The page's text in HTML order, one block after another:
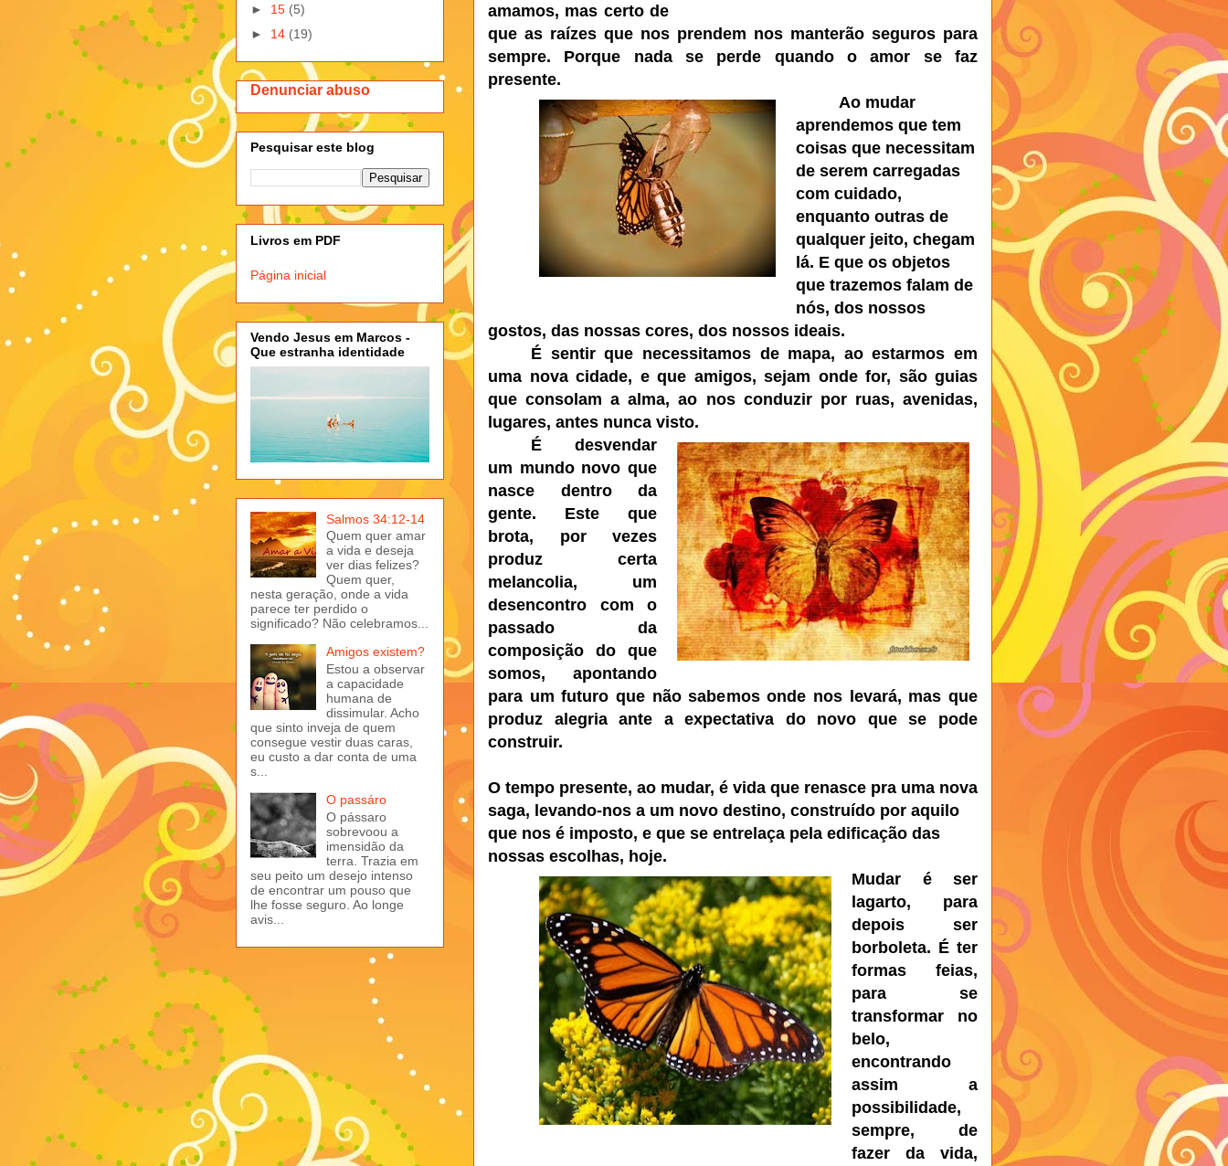
amamos, mas certo de
que as raízes que nos prendem nos manterão seguros para
sempre. Porque nada se perde quando o amor se faz
presente.
Ao mudar
aprendemos que tem
coisas que necessitam
de serem carregadas
com cuidado,
enquanto outras de
qualquer jeito, chegam
lá. E que os objetos
que trazemos falam de
nós, dos nossos
gostos, das nossas cores, dos nossos ideais.
É sentir que necessitamos de mapa, ao estarmos em
uma nova cidade, e que amigos, sejam onde for, são guias
que consolam a alma, ao nos conduzir por ruas, avenidas,
lugares, antes nunca visto.
É desvendar
um mundo novo que
nasce dentro da
gente. Este que
brota, por vezes
produz certa
melancolia, um
desencontro com o
passado da
composição do que
somos, apontando
para um futuro que não sabemos onde nos levará, mas que
produz alegria ante a expectativa do novo que se pode
construir.
O tempo presente, ao mudar, é vida que renasce pra uma nova
saga, levando-nos a um novo destino, construído por aquilo
que nos é imposto, e que se entrelaça pela edificação das
nossas escolhas, hoje.
Mudar é ser
lagarto, para
depois ser
borboleta. É ter
formas feias,
para se
transformar no
belo,
encontrando
assim a
possibilidade,
sempre, de
fazer da vida,
► 15 (5)
► 14 (19)
Denunciar abuso
Pesquisar este blog
Livros em PDF
Página inicial
Vendo Jesus em Marcos -
Que estranha identidade
Salmos 34:12-14
Quem quer amar
a vida e deseja
ver dias felizes?
Quem quer,
nesta geração, onde a vida
parece ter perdido o
significado? Não celebramos...
Amigos existem?
Estou a observar
a capacidade
humana de
dissimular. Acho
que sinto inveja de quem
consegue vestir duas caras,
eu custo a dar conta de uma
s...
O passáro
O pássaro
sobrevoou a
imensidão da
terra. Trazia em
seu peito um desejo intenso
de encontrar um pouso que
lhe fosse seguro. Ao longe
avis...